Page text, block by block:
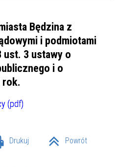
Będzina z
i podmiotami
ust. 3 ustawy o
i o
rok.
(pdf)
Drukuj Powrót